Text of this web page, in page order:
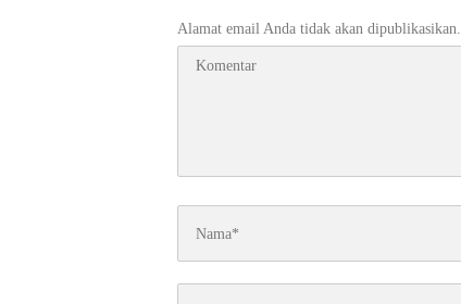
Alamat email Anda tidak akan dipublikasikan.